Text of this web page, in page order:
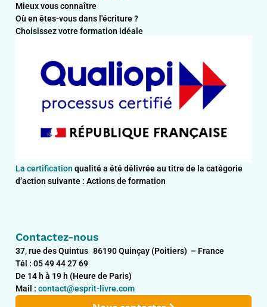
Mieux vous connaître
Où en êtes-vous dans l'écriture ?
Choisissez votre formation idéale
La certificationqualité a été délivrée au titre de la catégorie
d’action suivante : Actions de formation
Contactez-nous
37, rue des Quintus 86190 Quinçay (Poitiers) – France
Tél : 05 49 44 27 69
De 14 h à 19 h (Heure de Paris)
Mail :contact@esprit-livre.com